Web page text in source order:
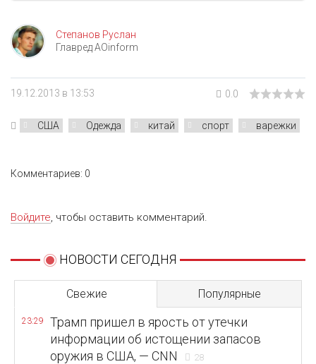
Степанов Руслан
Главред AOinform
19.12.2013 в 13:53 0.0
США Одежда китай спорт варежки
Комментариев: 0
Войдите, чтобы оставить комментарий.
НОВОСТИ СЕГОДНЯ
Свежие Популярные
23:29
Трамп пришел в ярость от утечки
информации об истощении запасов
оружия в США, — CNN
28